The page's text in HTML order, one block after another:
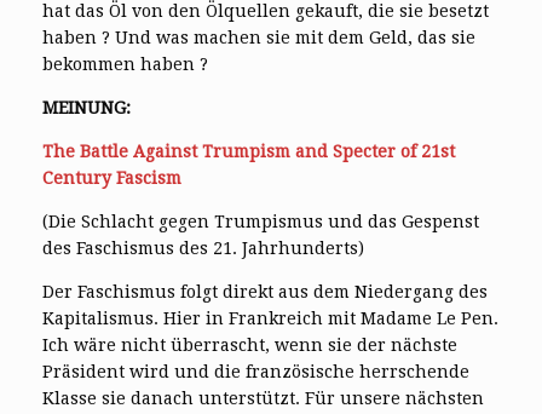
hat das Öl von den Ölquellen gekauft, die sie besetzt
haben ? Und was machen sie mit dem Geld, das sie
bekommen haben ?
MEINUNG:
The Battle AgainstTrumpism and Specter of 21st
Century Fascism
(Die Schlacht gegen Trumpismus und das Gespenst
des Faschismus des 21. Jahrhunderts)
Der Faschismus folgt direkt aus dem Niedergang des
Kapitalismus. Hier in Frankreich mit Madame Le Pen.
Ich wäre nicht überrascht, wenn sie der nächste
Präsident wird und die französische herrschende
Klasse sie danach unterstützt. Für unsere nächsten